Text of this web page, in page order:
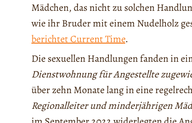
Mädchen, das nicht zu solchen
wie ihr Bruder mit einem Nudelholz
berichtet Current Time.
Die sexuellen Handlungen fanden in
Dienstwohnung für Angestellte
über zehn Monate lang in eine
Regionalleiter und minderjährigen